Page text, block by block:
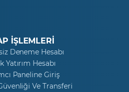
İŞLEMLERİ
Deneme Hesabı
Yatırım Hesabı
Paneline Giriş
Ve Transferi